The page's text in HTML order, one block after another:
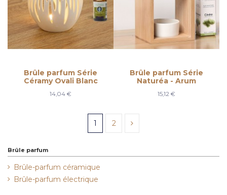
Brûle parfum Série
Céramy Ovali Blanc
14,04 €
Brûle parfum Série
Naturéa - Arum
15,12 €
1 2
Brûle parfum
Brûle-parfum céramique
Brûle-parfum électrique